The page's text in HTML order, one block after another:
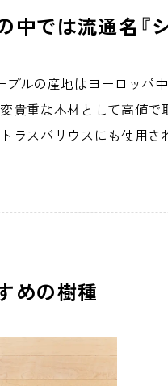
中では流通名『
プルの産地はヨーロッパ
貴重な木材として高値で
ラスバリウスにも使用さ
めの樹種